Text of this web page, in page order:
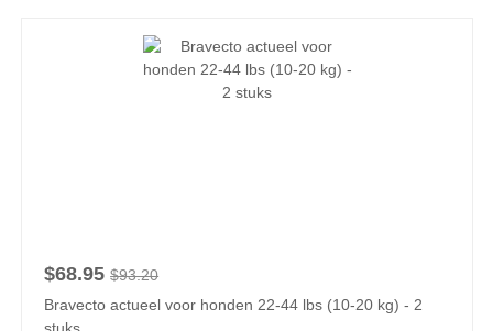
$68.95 $93.20
Bravecto actueel voor honden 22-44 lbs (10-20 kg) - 2